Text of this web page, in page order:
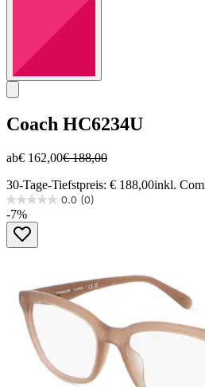
Coach HC6234U
ab€ 162,00€ 188,00
30-Tage-Tiefstpreis: € 188,00inkl.
0.0 (0)
0.0
von
Sternen.
-7%